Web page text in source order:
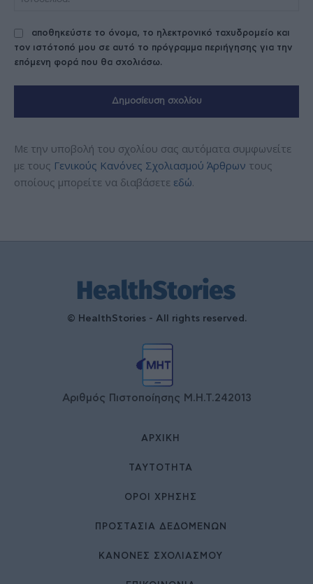
αποθηκεύστε το όνομα, το ηλεκτρονικό ταχυδρομείο και
τον ιστότοπό μου σε αυτό το πρόγραμμα περιήγησης για την
επόμενη φορά που θα σχολιάσω.
Με την υποβολή του σχολίου σας αυτόματα συμφωνείτε
με τους Γενικούς Κανόνες Σχολιασμού Άρθρων τους
οποίους μπορείτε να διαβάσετε εδώ.
© HealthStories - All rights reserved.
Αριθμός Πιστοποίησης Μ.Η.Τ.242013
ΑΡΧΙΚΉ
ΤΑΥΤΌΤΗΤΑ
ΌΡΟΙ ΧΡΉΣΗΣ
ΠΡΟΣΤΑΣΙΑ ΔΕΔΟΜΕΝΩΝ
ΚΑΝΟΝΕΣ ΣΧΟΛΙΑΣΜΟΥ